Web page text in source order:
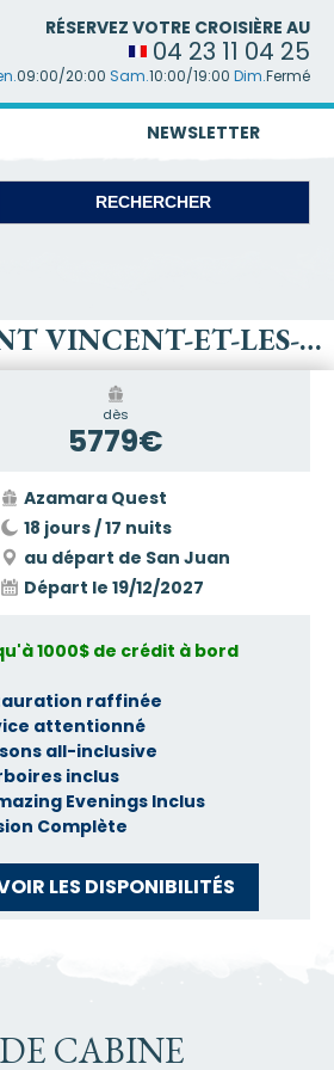
RÉSERVEZ VOTRE CROISIÈRE AU
04 23 11 04 25
09:00/20:00 Sam.10:00/19:00 Dim.Fermé
NEWSLETTER
CROISIÈRE : PORTO RICO, VIRGIN GORDA, ANTIGUA-ET-BARBUDA, ROYAUME-UNI, SAINT VINCENT-ET-LES-GRENADINES, GRENADE, TRINITÉ-ET-TOBAGO, BARBADE, BONAIRE, ARUBA, RÉPUBLIQUE DOMINICAINE, BAHAMAS, ÉTATS-UNIS
dès
5779€
Azamara Quest
18 jours / 17 nuits
au départ de San Juan
Départ le 19/12/2027
1000$ de crédit à bord
raffinée
attentionné
all-inclusive
inclus
Evenings Inclus
Complète
LES DISPONIBILITÉS
CABINE